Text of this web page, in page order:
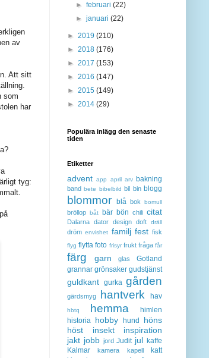
av
Att sitt
som
har
tyg:
►februari(22)
►januari(22)
► 2019 (210)
► 2018 (176)
► 2017 (153)
► 2016 (147)
► 2015 (149)
► 2014 (29)
Populära inlägg den senaste
tiden
Etiketter
advent app april arv bakning
band bete bibelbild bil bin blogg
blommor blå bok bomull
bröllop båt bär bön chili citat
Dalarna dator design doft dräll
dröm envishet familj fest fisk
flyg flytta foto frisyr frukt fråga får
färg garn glas
Gotland
grannar grönsaker gudstjänst
guldkant gurka gården
gärdsmyg hantverk hav
hbtq hemma
himlen
historia hobby hund
höns
höst
insekt
inspiration
jakt jobb jord Judit jul kaffe
Kalmar
kamera kapell katt